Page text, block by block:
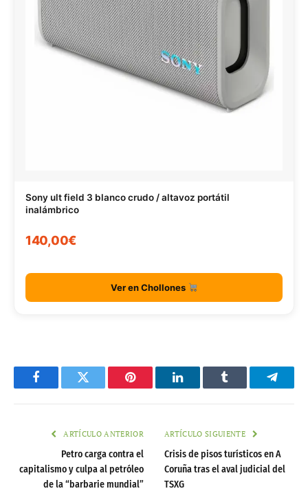
Sony ult field 3 blanco crudo / altavoz portátil
inalámbrico
140,00€
Ver en Chollones
FacebookTwitter Pinterest LinkedInTumblr
ARTÍCULO ANTERIOR
Petro carga contra el
capitalismo y culpa al petróleo
de la “barbarie mundial”
ARTÍCULO SIGUIENTE
Crisis de pisos turísticos en A
Coruña tras el aval judicial del
TSXG